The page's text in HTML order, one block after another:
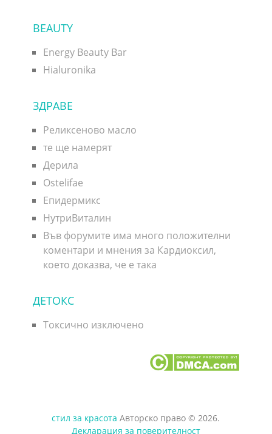
BEAUTY
Energy Beauty Bar
Hialuronika
ЗДРАВЕ
Реликсеново масло
те ще намерят
Дерила
Ostelifae
Епидермикс
НутриВиталин
Във форумите има много положителни
коментари и мнения за Кардиоксил,
което доказва, че е така
ДЕТОКС
Токсично изключено
стил за красота Авторско право © 2026.
Декларация за поверителност